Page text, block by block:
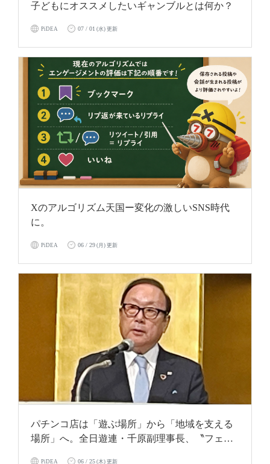
子どもにオススメしたいギャンブルとは何か？
PiDEA 07 / 01 (水) 更新
Xのアルゴリズム天国ー変化の激しいSNS時代
に。
PiDEA 06 / 29 (月) 更新
パチンコ店は「遊ぶ場所」から「地域を支える
場所」へ。全日遊連・千原副理事長、〝フェー
PiDEA 06 / 25 (木) 更新